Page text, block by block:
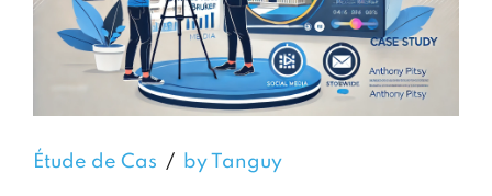
Étude de Cas by Tanguy